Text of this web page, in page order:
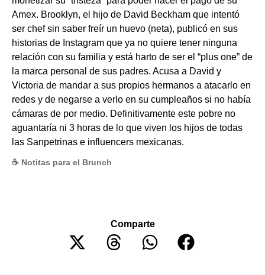
Amex. Brooklyn, el hijo de David Beckham que intentó
ser chef sin saber freír un huevo (neta), publicó en sus
historias de Instagram que ya no quiere tener ninguna
relación con su familia y está harto de ser el “plus one” de
la marca personal de sus padres. Acusa a David y
Victoria de mandar a sus propios hermanos a atacarlo en
redes y de negarse a verlo en su cumpleaños si no había
cámaras de por medio. Definitivamente este pobre no
aguantaría ni 3 horas de lo que viven los hijos de todas
las Sanpetrinas e influencers mexicanas.
☕ Notitas para el Brunch
Comparte